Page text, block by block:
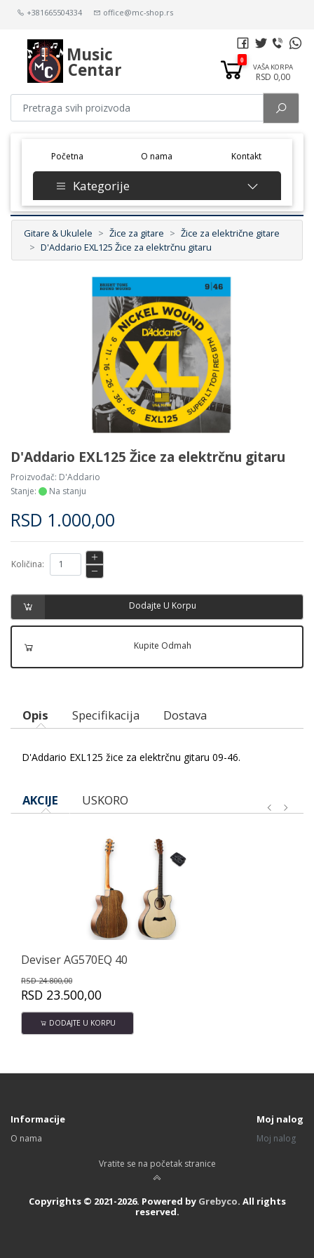
+381665504334 office@mc-shop.rs
Music
Centar 0
VAŠA KORPA
RSD 0,00
Početna(current) O nama Kontakt
Kategorije
Gitare & Ukulele Žice za gitare
Žice za električne gitare
D'Addario EXL125 Žice za elektrčnu gitaru
D'Addario EXL125 Žice za elektrčnu gitaru
Proizvođač: D'Addario
Stanje:
Na stanju
RSD 1.000,00
Količina:
Dodajte U Korpu
Kupite Odmah
Opis Specifikacija Dostava
D'Addario EXL125 žice za elektrčnu gitaru 09-46.
AKCIJE USKORO
Deviser AG570EQ 40
RSD 24.800,00
RSD 23.500,00
DODAJTE U KORPU
Informacije
O nama
Moj nalog
Moj nalog
Vratite se na početak stranice
Copyrights © 2021-2026. Powered by Grebyco. All rights
reserved.